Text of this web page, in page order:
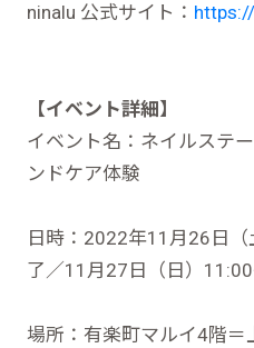
ninalu 公式サイト：
【イベント詳細】
イベント名：ネイルステ
ンドケア体験
日時：2022年11月26日
了／11月27日（日）
場所：有楽町マルイ4階＝